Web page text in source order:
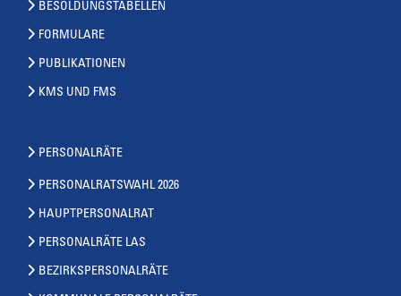
BESOLDUNGSTABELLEN
FORMULARE
PUBLIKATIONEN
KMS UND FMS
PERSONALRÄTE
PERSONALRATSWAHL 2026
HAUPTPERSONALRAT
PERSONALRÄTE LAS
BEZIRKSPERSONALRÄTE